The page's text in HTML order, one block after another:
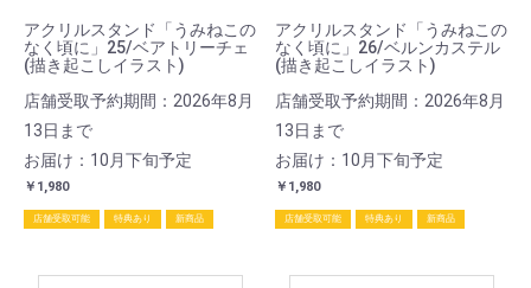
アクリルスタンド「うみねこの
なく頃に」25/ベアトリーチェ
(描き起こしイラスト)
店舗受取予約期間：2026年8月
13日まで
お届け：10月下旬予定
￥1,980
店舗受取可能 特典あり 新商品
アクリルスタンド「うみねこの
なく頃に」26/ベルンカステル
(描き起こしイラスト)
店舗受取予約期間：2026年8月
13日まで
お届け：10月下旬予定
￥1,980
店舗受取可能 特典あり 新商品